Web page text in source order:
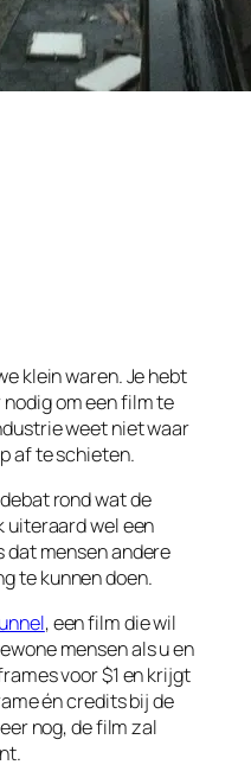
klein waren. Je hebt
om een film te
weet niet waar
af te schieten.
rond wat de
uiteraard wel een
dat mensen andere
te kunnen doen.
, een film die wil
mensen als u en
voor $1 en krijgt
én credits bij de
nog, de film zal